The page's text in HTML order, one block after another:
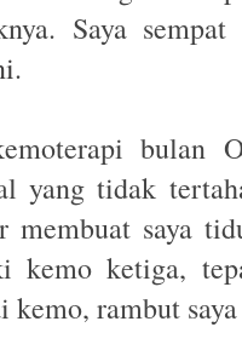
Saya
.
bulan
yang tidak
membuat saya
kemo ketiga,
kemo, rambut